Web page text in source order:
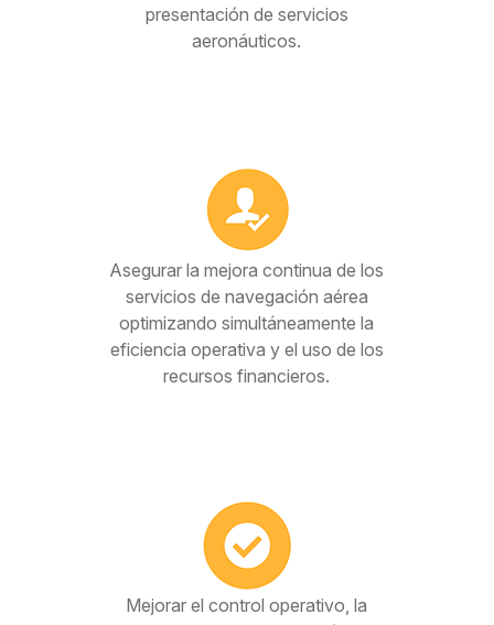
presentación de servicios
aeronáuticos.
Asegurar la mejora continua de los
servicios de navegación aérea
optimizando simultáneamente la
eficiencia operativa y el uso de los
recursos financieros.
Mejorar el control operativo, la